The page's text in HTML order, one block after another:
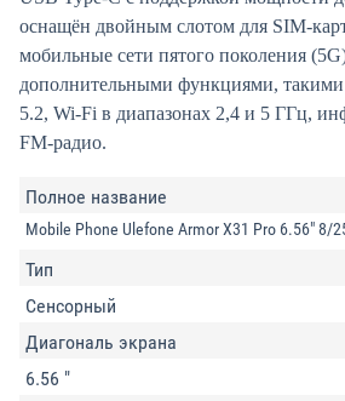
оснащён двойным слотом для SIM-
мобильные сети пятого поколения
дополнительными функциями,
5.2, Wi-Fi в диапазонах 2,4 и 5 ГГц,
FM-радио.
Полное название
Mobile Phone Ulefone Armor X31 Pro 6.56" 8/
Тип
Сенсорный
Диагональ экрана
6.56 "